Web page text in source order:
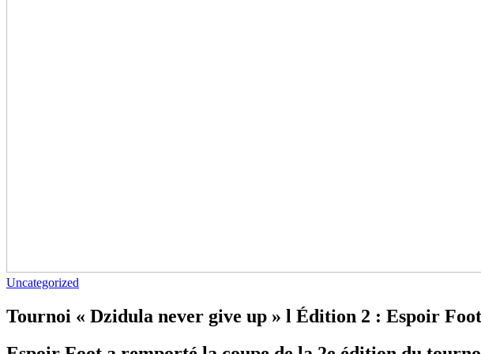
Uncategorized
Tournoi « Dzidula never give up » l Édition 2 : Espoir